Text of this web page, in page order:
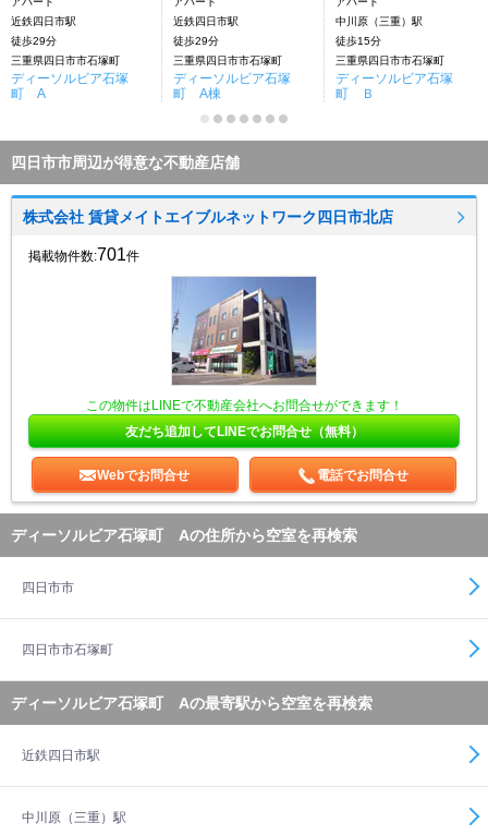
近鉄四日市駅
徒歩29分
三重県四日市市石塚町
ディーソルビア石塚
町 A
近鉄四日市駅
徒歩29分
三重県四日市市石塚町
ディーソルビア石塚
町 A棟
中川原（三重）駅
徒歩15分
三重県四日市市石塚町
ディーソルビア石塚
町 Ｂ
四日市市周辺が得意な不動産店舗
株式会社 賃貸メイトエイブルネットワーク四日市北店
掲載物件数:701件
この物件はLINEで不動産会社へお問合せができます！
友だち追加してLINEでお問合せ（無料）
Webでお問合せ 電話でお問合せ
ディーソルビア石塚町 Aの住所から空室を再検索
四日市市
四日市市石塚町
ディーソルビア石塚町 Aの最寄駅から空室を再検索
近鉄四日市駅
中川原（三重）駅